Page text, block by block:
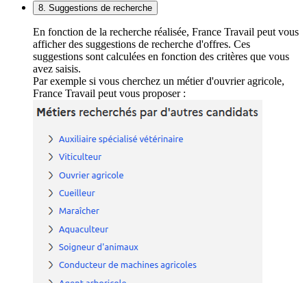
8. Suggestions de recherche
En fonction de la recherche réalisée, France Travail peut vous
afficher des suggestions de recherche d'offres. Ces
suggestions sont calculées en fonction des critères que vous
avez saisis.
Par exemple si vous cherchez un métier d'ouvrier agricole,
France Travail peut vous proposer :